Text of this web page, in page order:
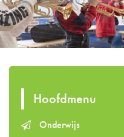
Hoofdmenu
Onderwijs